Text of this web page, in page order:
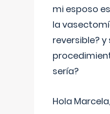
mi esposo
la
reversible? y
sería?
Hola Marcela,